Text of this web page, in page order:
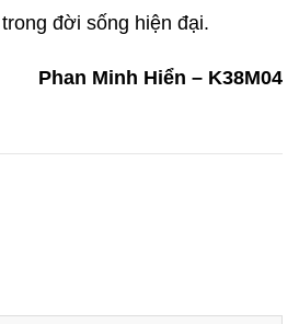
đời sống hiện đại.
Phan Minh Hiển – K38M04